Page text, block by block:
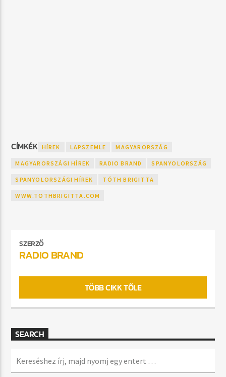
CÍMKÉK HÍREK LAPSZEMLE MAGYARORSZÁG
MAGYARORSZÁGI HÍREK RADIO BRAND SPANYOLORSZÁG
SPANYOLORSZÁGI HÍREK TÓTH BRIGITTA
WWW.TOTHBRIGITTA.COM
SZERZŐ
RADIO BRAND
TÖBB CIKK TŐLE
SEARCH